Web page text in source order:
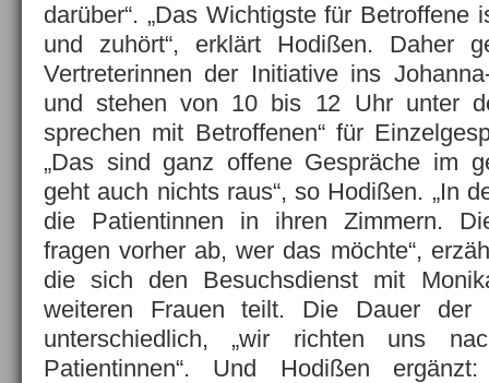
darüber“. „Das Wichtigste für Betroffene
und zuhört“, erklärt Hodißen. Daher
Vertreterinnen der Initiative ins
und stehen von 10 bis 12 Uhr unter
sprechen mit Betroffenen“ für
„Das sind ganz offene Gespräche im
geht auch nichts raus“, so Hodißen. „In
die Patientinnen in ihren Zimmern.
fragen vorher ab, wer das möchte“,
die sich den Besuchsdienst mit
weiteren Frauen teilt. Die Dauer der
unterschiedlich, „wir richten uns
Patientinnen“. Und Hodißen